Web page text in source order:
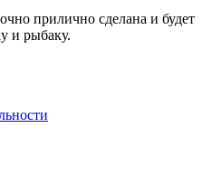
прилично сделана и будет
и рыбаку.